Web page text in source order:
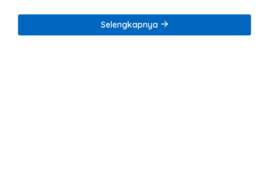
Tambang Nikel
Selengkapnya